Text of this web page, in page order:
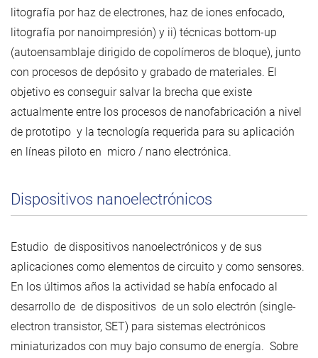
litografía por haz de electrones, haz de iones enfocado,
litografía por nanoimpresión) y ii) técnicas bottom-up
(autoensamblaje dirigido de copolímeros de bloque), junto
con procesos de depósito y grabado de materiales. El
objetivo es conseguir salvar la brecha que existe
actualmente entre los procesos de nanofabricación a nivel
de prototipo y la tecnología requerida para su aplicación
en líneas piloto en micro / nano electrónica.
Dispositivos nanoelectrónicos
Estudio de dispositivos nanoelectrónicos y de sus
aplicaciones como elementos de circuito y como sensores.
En los últimos años la actividad se había enfocado al
desarrollo de de dispositivos de un solo electrón (single-
electron transistor, SET) para sistemas electrónicos
miniaturizados con muy bajo consumo de energía. Sobre